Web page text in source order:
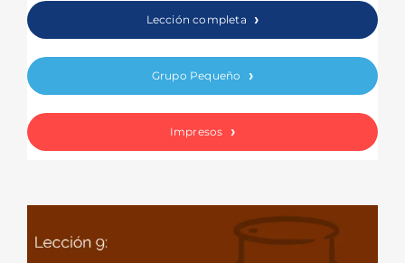
Lección completa
Grupo Pequeño
Impresos